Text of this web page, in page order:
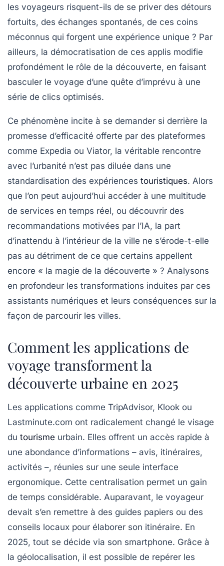
les voyageurs risquent-ils de se priver des détours
fortuits, des échanges spontanés, de ces coins
méconnus qui forgent une expérience unique ? Par
ailleurs, la démocratisation de ces applis modifie
profondément le rôle de la découverte, en faisant
basculer le voyage d’une quête d’imprévu à une
série de clics optimisés.
Ce phénomène incite à se demander si derrière la
promesse d’efficacité offerte par des plateformes
comme Expedia ou Viator, la véritable rencontre
avec l’urbanité n’est pas diluée dans une
standardisation des expériences touristiques. Alors
que l’on peut aujourd’hui accéder à une multitude
de services en temps réel, ou découvrir des
recommandations motivées par l’IA, la part
d’inattendu à l’intérieur de la ville ne s’érode-t-elle
pas au détriment de ce que certains appellent
encore « la magie de la découverte » ? Analysons
en profondeur les transformations induites par ces
assistants numériques et leurs conséquences sur la
façon de parcourir les villes.
Comment les applications de
voyage transforment la
découverte urbaine en 2025
Les applications comme TripAdvisor, Klook ou
Lastminute.com ont radicalement changé le visage
du tourisme urbain. Elles offrent un accès rapide à
une abondance d’informations – avis, itinéraires,
activités –, réunies sur une seule interface
ergonomique. Cette centralisation permet un gain
de temps considérable. Auparavant, le voyageur
devait s’en remettre à des guides papiers ou des
conseils locaux pour élaborer son itinéraire. En
2025, tout se décide via son smartphone. Grâce à
la géolocalisation, il est possible de repérer les